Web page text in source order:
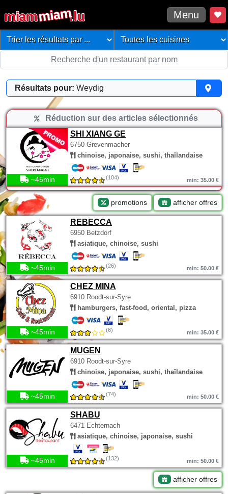
Menu
Résultats pour: Weydig
Réduction sur des articles sélectionnés
SHI XIANG GE
6750 Grevenmacher
chinoise, japonaise, sushi, thaïlandaise
~45min (104) min: 35.00 €
promotions afficher offres
REBECCA
6950 Betzdorf
asiatique, chinoise, sushi
~45min (26) min: 50.00 €
CHEZ MINA
6910 Roodt-sur-Syre
hamburgers, fast-food, oriental, pizza
~45min (6) min: 35.00 €
MUGEN
6910 Roodt-sur-Syre
chinoise, japonaise, sushi, thaïlandaise
~45min (74) min: 50.00 €
SHABU
6471 Echternach
asiatique, chinoise, japonaise, sushi
~45min (132) min: 50.00 €
afficher offres